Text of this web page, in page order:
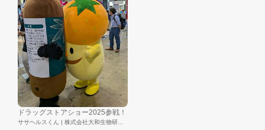
ドラッグストアショー2025参戦！